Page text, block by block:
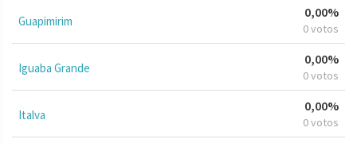
Guapimirim
0,00%
0 votos
Iguaba Grande
0,00%
0 votos
Italva
0,00%
0 votos